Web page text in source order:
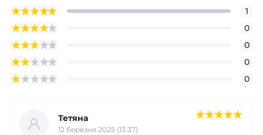
1
0
0
0
0
Тетяна
12 березня 2025 (13:37)